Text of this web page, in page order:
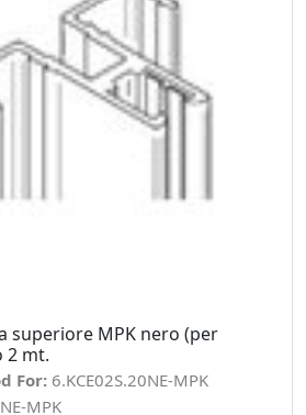
superiore MPK nero (per
2 mt.
For: 6.KCE02S.20NE-MPK
MPK